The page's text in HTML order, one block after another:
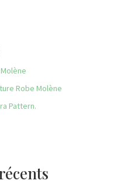
Robe Molène
Pattern.